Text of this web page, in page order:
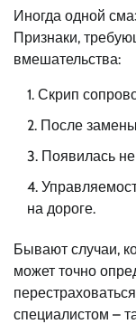
Иногда одной
Признаки,
вмешательства:
Скрип
После замены
Появилась
на дороге.
Бывают случаи,
может точно
специалистом –